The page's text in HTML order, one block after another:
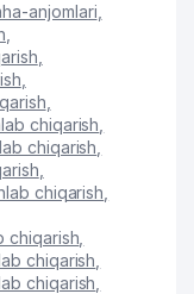
anjomlari
chiqarish
chiqarish
chiqarish
chiqarish
chiqarish
chiqarish